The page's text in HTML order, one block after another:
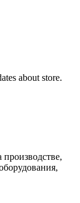
about store.